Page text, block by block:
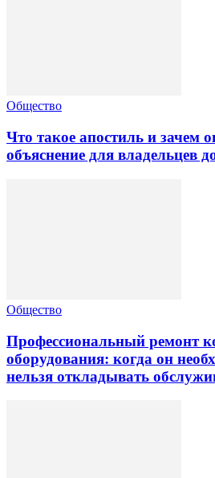
Общество
Что такое апостиль и зачем
объяснение для владельцев
Общество
Профессиональный ремонт
оборудования: когда он
нельзя откладывать